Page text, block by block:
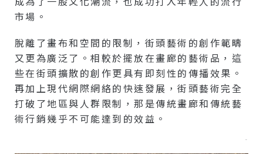
市場。
脫離了畫布和空間的限制，街頭藝術的創作範疇
又更為廣泛了。相較於擺放在畫廊的藝術品，這
些在街頭擴散的創作更具有即刻性的傳播效果。
再加上現代網際網絡的快速發展，街頭藝術完全
打破了地區與人群限制，那是傳統畫廊和傳統藝
術行銷幾乎不可能達到的效益。
–